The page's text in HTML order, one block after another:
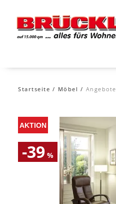
Startseite Möbel Angebote
-39 %